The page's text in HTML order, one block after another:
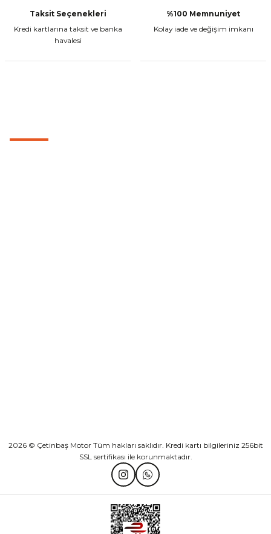
Taksit Seçenekleri
Kredi kartlarına taksit ve banka
havalesi
%100 Memnuniyet
Kolay iade ve değişim imkanı
2026 © Çetinbaş Motor Tüm hakları saklıdır. Kredi kartı bilgileriniz 256bit
SSL sertifikası ile korunmaktadır.